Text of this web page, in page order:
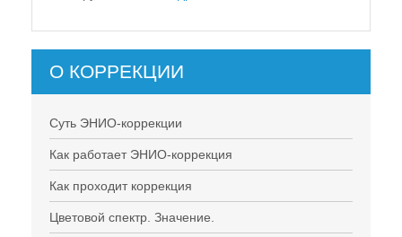
О КОРРЕКЦИИ
Суть ЭНИО-коррекции
Как работает ЭНИО-коррекция
Как проходит коррекция
Цветовой спектр. Значение.